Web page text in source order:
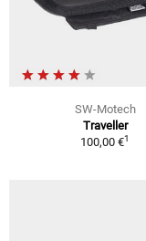
SW-Motech
Traveller
100,00 €1